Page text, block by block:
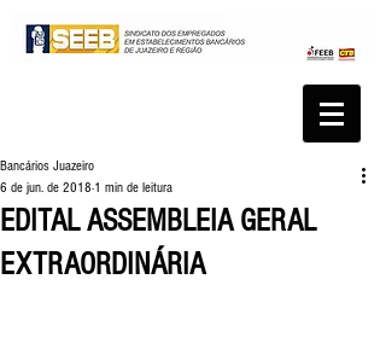
EDITAL ASSEMBLEIA GERAL
EXTRAORDINÁRIA
Bancários Juazeiro
6 de jun. de 2018 1 min de leitura